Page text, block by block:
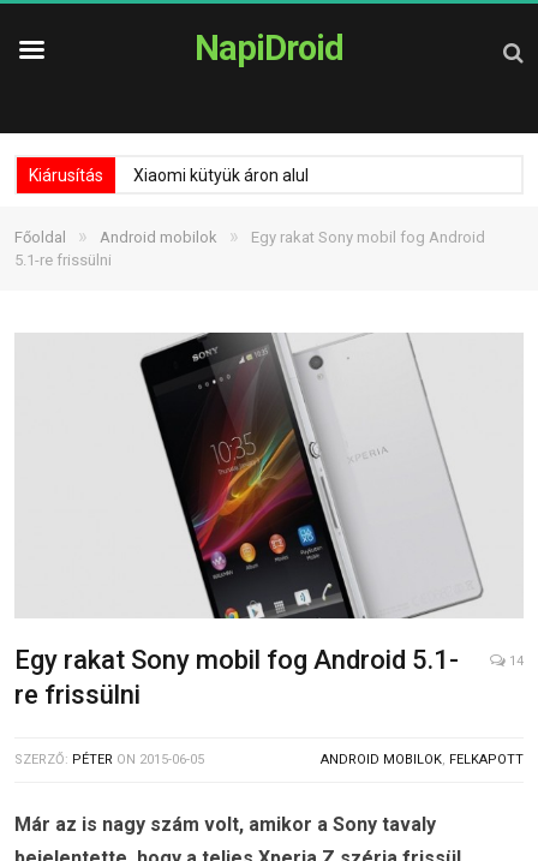
NapiDroid
Kiárusítás Xiaomi kütyük áron alul
Főoldal » Android mobilok »
Egy rakat Sony mobil fog Android
5.1-re frissülni
Egy rakat Sony mobil fog Android 5.1-
re frissülni
14
SZERZŐ: PÉTER ON 2015-06-05 ANDROID MOBILOK, FELKAPOTT
Már az is nagy szám volt, amikor a Sony tavaly